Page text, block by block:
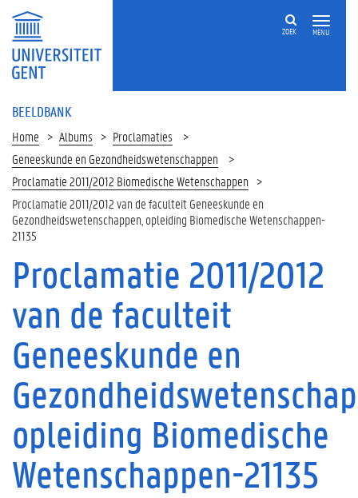
MENU
ZOEK
BEELDBANK
Home Albums
Proclamaties
Geneeskunde en Gezondheidswetenschappen
Proclamatie 2011/2012 Biomedische Wetenschappen
Proclamatie 2011/2012 van de faculteit Geneeskunde en
Gezondheidswetenschappen, opleiding Biomedische Wetenschappen-
21135
Proclamatie 2011/2012
van de faculteit
Geneeskunde en
opleiding Biomedische
Wetenschappen-21135